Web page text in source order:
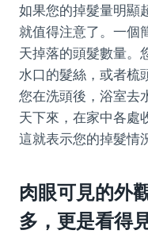
如果您的掉髮量明顯
就值得注意了。一個
天掉落的頭髮數量。
水口的髮絲，或者梳
您在洗頭後，浴室去
天下來，在家中各處
這就表示您的掉髮情
肉眼可見的外
多，更是看得